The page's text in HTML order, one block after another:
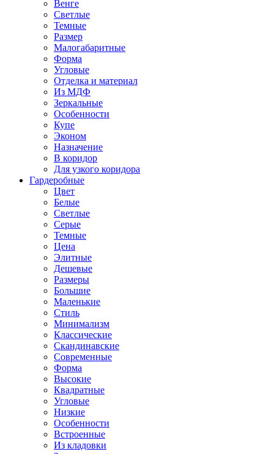
Венге
Светлые
Темные
Размер
Малогабаритные
Форма
Угловые
Отделка и материал
Из МДФ
Зеркальные
Особенности
Купе
Эконом
Назначение
В коридор
Для узкого коридора
Гардеробные
Цвет
Белые
Светлые
Серые
Темные
Цена
Элитные
Дешевые
Размеры
Большие
Маленькие
Стиль
Минимализм
Классические
Скандинавские
Современные
Форма
Высокие
Квадратные
Угловые
Низкие
Особенности
Встроенные
Из кладовки